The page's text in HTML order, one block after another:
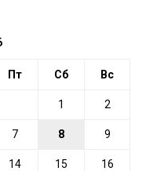
Пт Сб Вс
1 2
7 8 9
14 15 16